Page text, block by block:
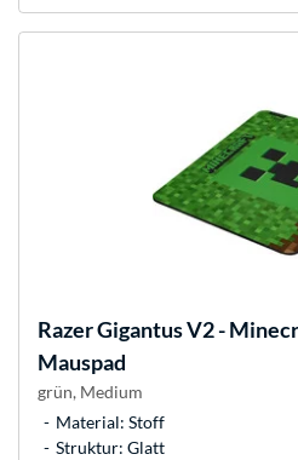
RazerGigantus V2 -
Mauspad
grün, Medium
Material: Stoff
Struktur: Glatt